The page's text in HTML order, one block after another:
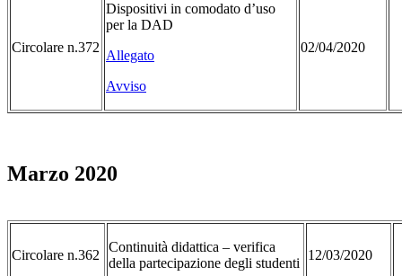
Circolare n.372
Dispositivi in comodato d’uso
per la DAD
Allegato
Avviso
02/04/2020
Marzo 2020
Circolare n.362
Continuità didattica – verifica
della partecipazione degli studenti
12/03/2020